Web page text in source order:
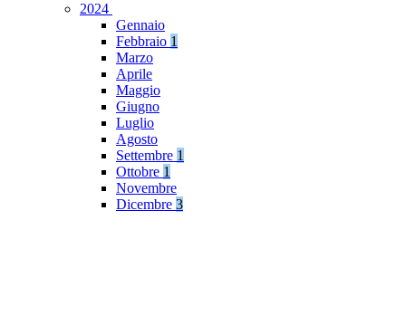
2024
Gennaio
Febbraio 1
Marzo
Aprile
Maggio
Giugno
Luglio
Agosto
Settembre 1
Ottobre 1
Novembre
Dicembre 3